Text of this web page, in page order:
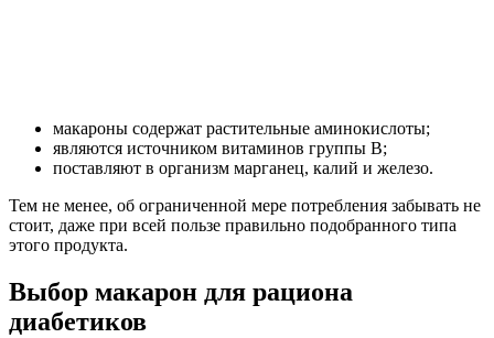
макароны содержат растительные аминокислоты;
являются источником витаминов группы В;
поставляют в организм марганец, калий и железо.
Тем не менее, об ограниченной мере потребления забывать не
стоит, даже при всей пользе правильно подобранного типа
этого продукта.
Выбор макарон для рациона
диабетиков